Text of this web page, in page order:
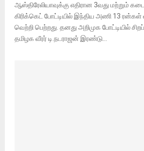
ஆஸ்திரேலியாவுக்கு எதிரான 3வது மற்றும்
கிரிக்கெட் போட்டியில் இந்திய அணி 13 ரன்கள்
வெற்றி பெற்றது. தனது அறிமுக போட்டியில்
தமிழக வீரர் டி.நடராஜன் இரண்டு...